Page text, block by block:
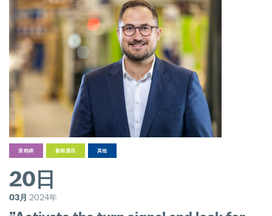
里程碑 新闻通讯 其他
20日
03月 2024年